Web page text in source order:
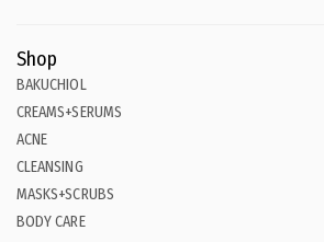
Shop
BAKUCHIOL
CREAMS+SERUMS
ACNE
CLEANSING
MASKS+SCRUBS
BODY CARE